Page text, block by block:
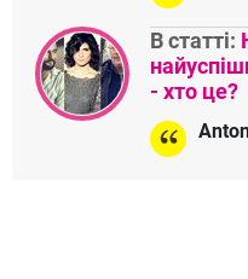
В статті:
- хто це?